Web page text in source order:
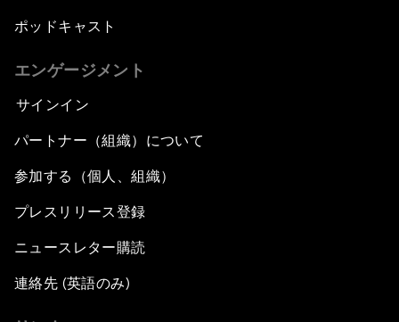
ポッドキャスト
エンゲージメント
サインイン
パートナー（組織）について
参加する（個人、組織）
プレスリリース登録
ニュースレター購読
連絡先 (英語のみ)